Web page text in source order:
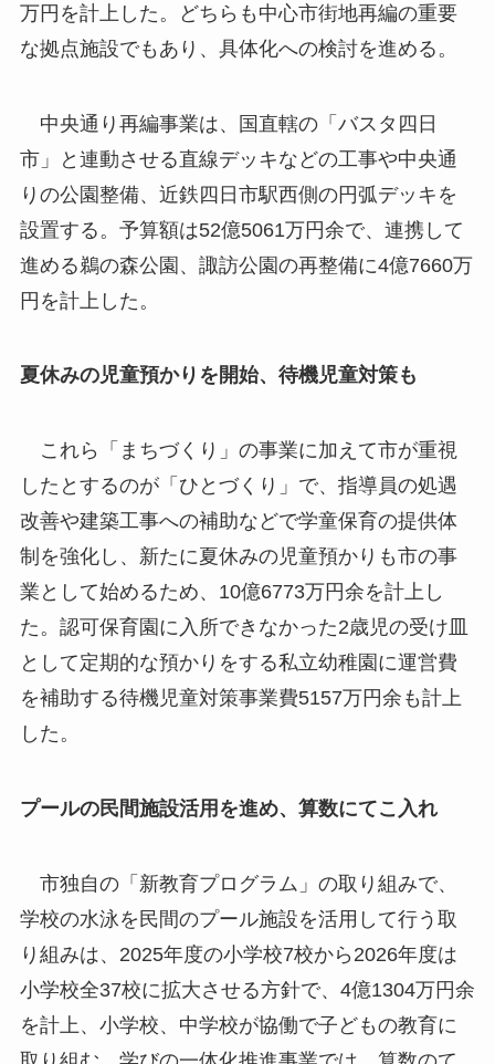
万円を計上した。どちらも中心市街地再編の重要
な拠点施設でもあり、具体化への検討を進める。
中央通り再編事業は、国直轄の「バスタ四日
市」と連動させる直線デッキなどの工事や中央通
りの公園整備、近鉄四日市駅西側の円弧デッキを
設置する。予算額は52億5061万円余で、連携して
進める鵜の森公園、諏訪公園の再整備に4億7660万
円を計上した。
夏休みの児童預かりを開始、待機児童対策も
これら「まちづくり」の事業に加えて市が重視
したとするのが「ひとづくり」で、指導員の処遇
改善や建築工事への補助などで学童保育の提供体
制を強化し、新たに夏休みの児童預かりも市の事
業として始めるため、10億6773万円余を計上し
た。認可保育園に入所できなかった2歳児の受け皿
として定期的な預かりをする私立幼稚園に運営費
を補助する待機児童対策事業費5157万円余も計上
した。
プールの民間施設活用を進め、算数にてこ入れ
市独自の「新教育プログラム」の取り組みで、
学校の水泳を民間のプール施設を活用して行う取
り組みは、2025年度の小学校7校から2026年度は
小学校全37校に拡大させる方針で、4億1304万円余
を計上、小学校、中学校が協働で子どもの教育に